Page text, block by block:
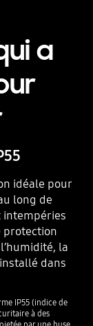
a
idéale pour
long de
intempéries
protection
la
dans
IP55 (indice de
à des